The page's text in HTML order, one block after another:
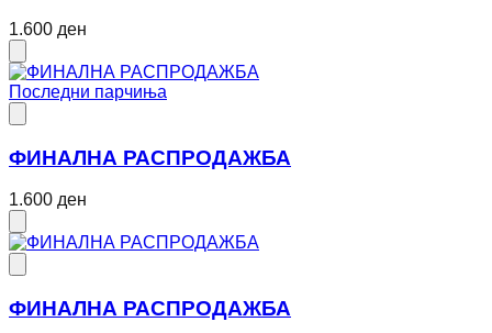
1.600 ден
Последни парчиња
ФИНАЛНА РАСПРОДАЖБА
1.600 ден
ФИНАЛНА РАСПРОДАЖБА